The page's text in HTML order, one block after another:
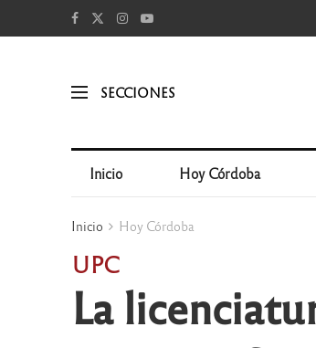
SECCIONES
Inicio Hoy Córdoba
Inicio Hoy Córdoba
UPC
La